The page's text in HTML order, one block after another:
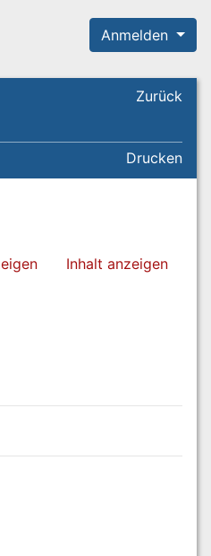
Anmelden
Zurück
Drucken
Inhalt anzeigen